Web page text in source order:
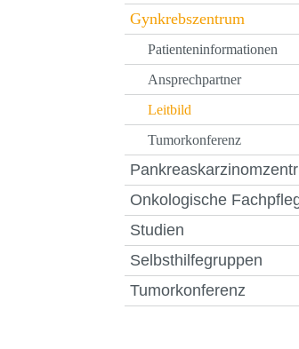
Gynkrebszentrum
Patienteninformationen
Ansprechpartner
Leitbild
Tumorkonferenz
Onkologische
Studien
Selbsthilfegruppen
Tumorkonferenz